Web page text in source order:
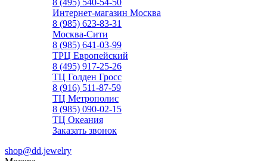
8 (495) 540-54-50
Интернет-магазин Москва
8 (985) 623-83-31
Москва-Сити
8 (985) 641-03-99
ТРЦ Европейский
8 (495) 917-25-26
ТЦ Голден Гросс
8 (916) 511-87-59
ТЦ Метрополис
8 (985) 090-02-15
ТЦ Океания
Заказать звонок
shop@dd.jewelry